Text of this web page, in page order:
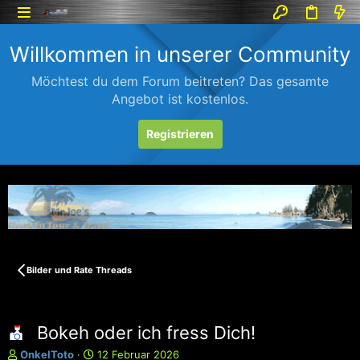
Willkommen in unserer Community
Möchtest du dem Forum beitreten? Das gesamte
Angebot ist kostenlos.
Registrieren
Bilder und Rate Threads
Bokeh oder ich fress Dich!
E
OnkelToto
E
12 Februar 2026